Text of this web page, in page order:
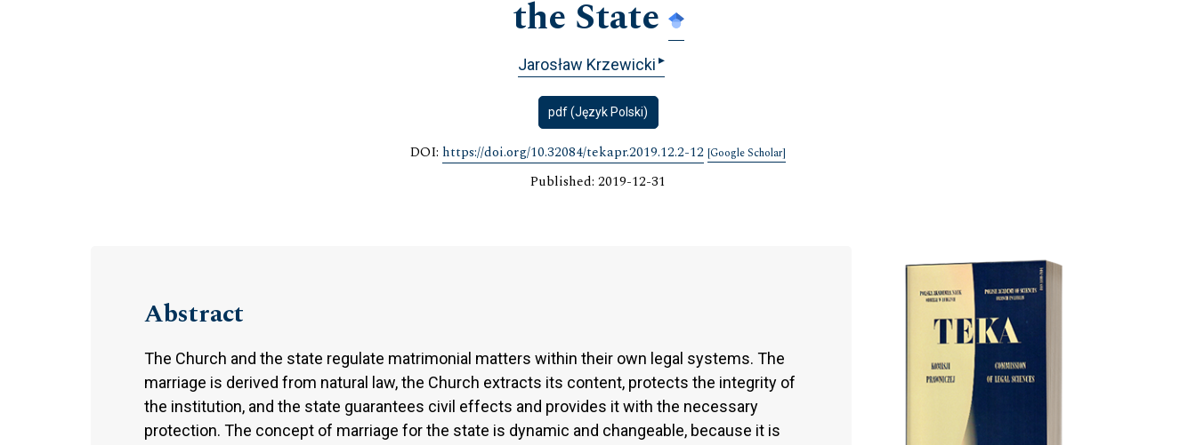
the State
Jarosław Krzewicki ▸
pdf (Język Polski)
DOI: https://doi.org/10.32084/tekapr.2019.12.2-12 [Google Scholar]
Published: 2019-12-31
Abstract
The Church and the state regulate matrimonial matters within their own legal systems. The
marriage is derived from natural law, the Church extracts its content, protects the integrity of
the institution, and the state guarantees civil effects and provides it with the necessary
protection. The concept of marriage for the state is dynamic and changeable, because it is
Cover image